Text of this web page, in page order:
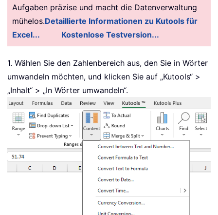
Case
17: Result = "Seventeen"
Case
18: Result = "Eighteen"
Case
19: Result
Else
Select Case Val(Left(pTens, 1))
Case
2: Result
Case
3: Result = "Thirty "
Case
4 : Result =
"Forty "
Case
5: Result
"Fifty "
Case
6: Result = "Sixty "
Case 7 Result =
"Seventy "
Case 8
Result
Else
Result & GetDigit
Aufgaben präzise und macht die Datenverwaltung
mühelos.Detaillierte Informationen zu Kutools für
Excel...
Kostenlose Testversion...
1. Wählen Sie den Zahlenbereich aus, den Sie in Wörter
umwandeln möchten, und klicken Sie auf „Kutools“ >
„Inhalt“ > „In Wörter umwandeln“.